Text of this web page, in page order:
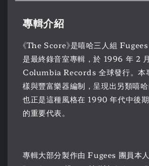
專輯介紹
《The Score》是嘻哈三人組
是最終錄音室專輯，於 1996 年 2
Columbia Records 全球發行。本
樣與豐富樂器編制，呈現出另類嘻哈
也正是這種風格在 1990 年代中後
的重要代表。
專輯大部分製作由 Fugees 團員本